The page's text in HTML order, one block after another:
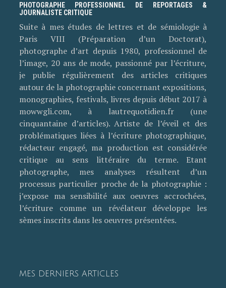
PHOTOGRAPHE PROFESSIONNEL DE REPORTAGES &
JOURNALISTE CRITIQUE
Suite à mes études de lettres et de sémiologie à
Paris VIII (Préparation d’un Doctorat),
photographe d’art depuis 1980, professionnel de
l’image, 20 ans de mode, passionné par l’écriture,
je publie régulièrement des articles critiques
autour de la photographie concernant expositions,
monographies, festivals, livres depuis début 2017 à
mowwgli.com, à lautrequotidien.fr (une
cinquantaine d’articles). Artiste de l’éveil et des
problématiques liées à l’écriture photographique,
rédacteur engagé, ma production est considérée
critique au sens littéraire du terme. Etant
photographe, mes analyses résultent d’un
processus particulier proche de la photographie :
j’expose ma sensibilité aux oeuvres accrochées,
l’écriture comme un révélateur développe les
sèmes inscrits dans les oeuvres présentées.
MES DERNIERS ARTICLES